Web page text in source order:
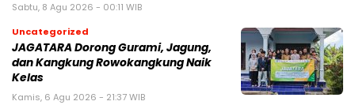
Sabtu, 8 Agu 2026 - 00:11 WIB
Uncategorized
JAGATARA Dorong Gurami, Jagung,
dan Kangkung Rowokangkung Naik
Kelas
Kamis, 6 Agu 2026 - 21:37 WIB